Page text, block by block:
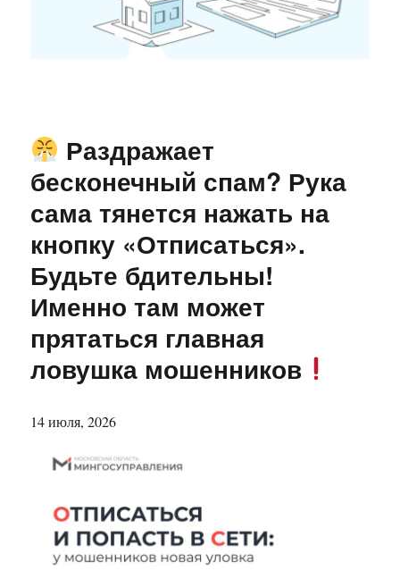
Раздражает
бесконечный спам? Рука
сама тянется нажать на
кнопку «Отписаться».
Будьте бдительны!
Именно там может
прятаться главная
ловушка мошенников
14 июля, 2026